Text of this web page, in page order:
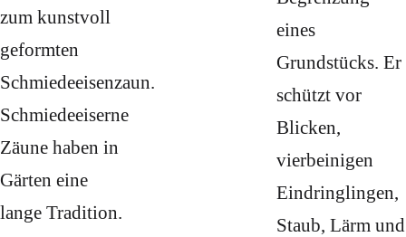
zum kunstvoll
geformten
Schmiedeeisenzaun.
Schmiedeeiserne
Zäune haben in
Gärten eine
lange Tradition.
eines
Grundstücks. Er
schützt vor
Blicken,
vierbeinigen
Eindringlingen,
Staub, Lärm und